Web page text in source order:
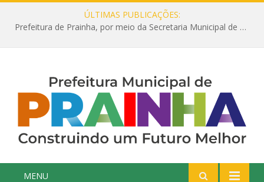
ÚLTIMAS PUBLICAÇÕES:
Prefeitura de Prainha, por meio da Secretaria Municipal de Educação, abre 354 vagas na área da Educação para 2025 com processo seletivo simplificado
MENU